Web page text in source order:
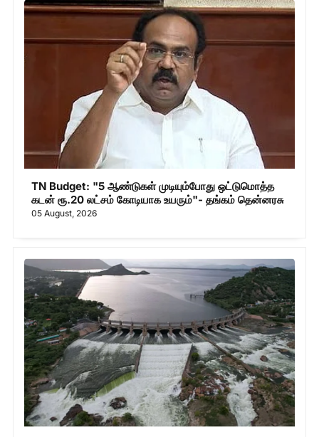
TN Budget: "5 ஆண்டுகள் முடியும்போது ஒட்டுமொத்த
கடன் ரூ.20 லட்சம் கோடியாக உயரும்"- தங்கம் தென்னரசு
05 August, 2026